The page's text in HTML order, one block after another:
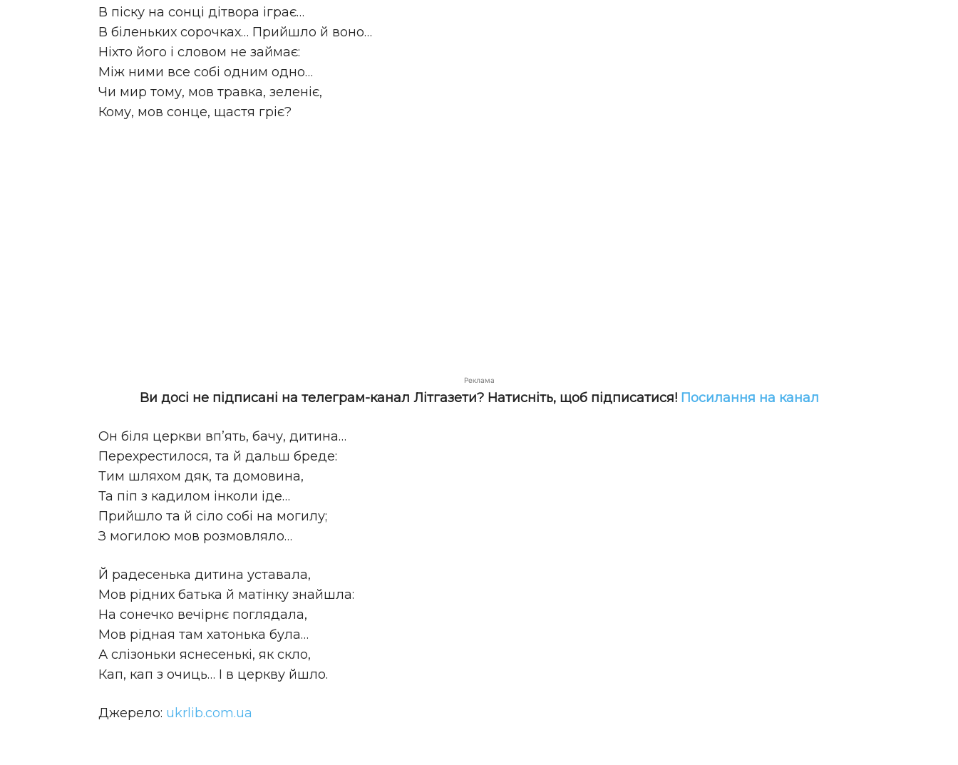
В піску на сонці дітвора іграє…
В біленьких сорочках… Прийшло й воно…
Ніхто його і словом не займає:
Між ними все собі одним одно…
Чи мир тому, мов травка, зеленіє,
Кому, мов сонце, щастя гріє?
Реклама
Ви досі не підписані на телеграм-канал Літгазети? Натисніть, щоб підписатися! Посилання на канал
Он біля церкви вп’ять, бачу, дитина…
Перехрестилося, та й дальш бреде:
Тим шляхом дяк, та домовина,
Та піп з кадилом інколи іде…
Прийшло та й сіло собі на могилу;
З могилою мов розмовляло…
Й радесенька дитина уставала,
Мов рідних батька й матінку знайшла:
На сонечко вечірнє поглядала,
Мов рідная там хатонька була…
А слізоньки яснесенькі, як скло,
Кап, кап з очиць… І в церкву йшло.
Джерело: ukrlib.com.ua